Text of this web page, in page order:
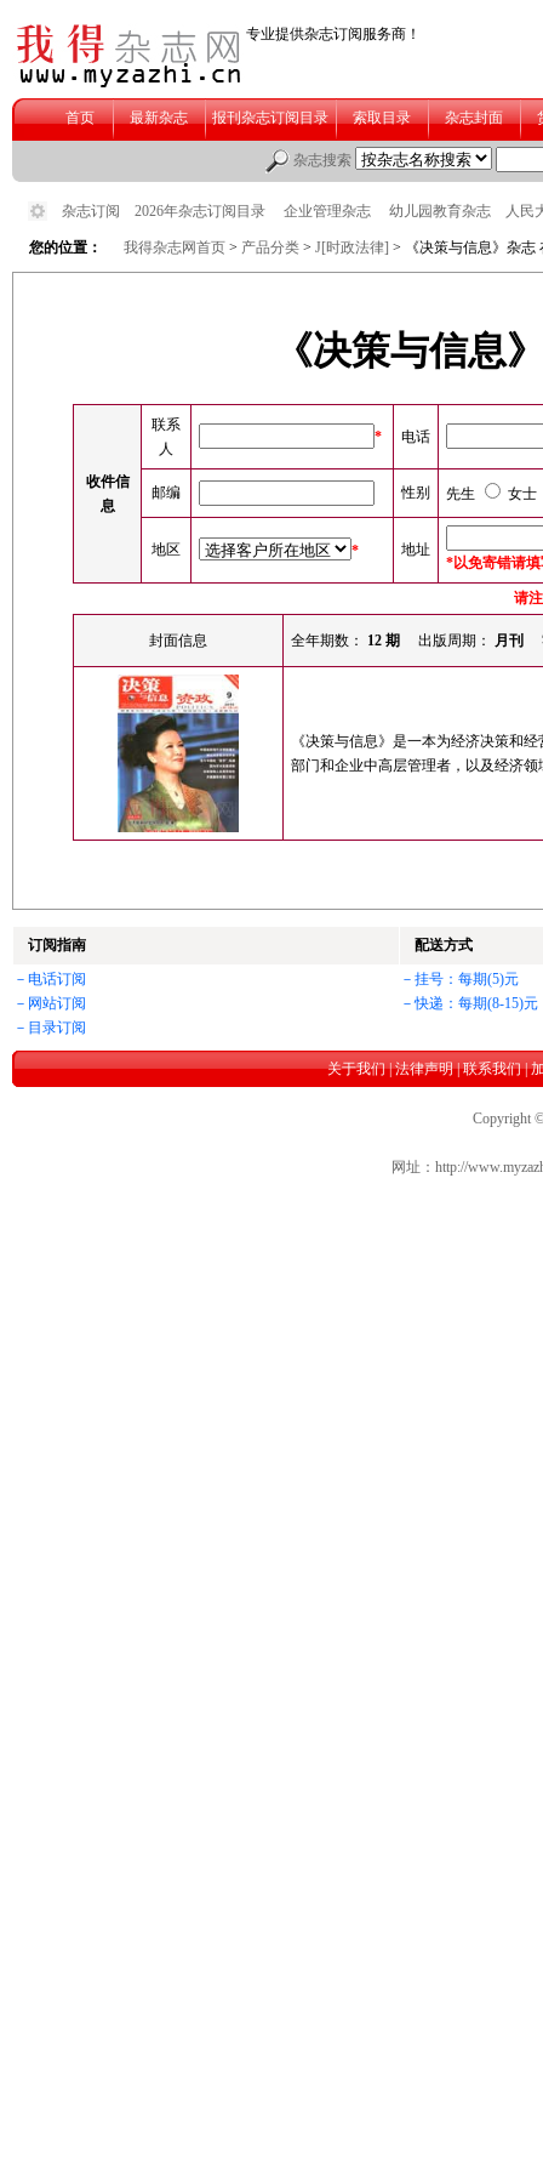
您的位置： 我得杂志网首页 > 产品分类 > J[时政法律] > 《决策与信息》杂志
《决策与信息
收件信
息
联系
人
* 电话
邮编 性别 先生 女士
地区 * 地址
*以免寄错请
请
封面信息 全年期数： 12 期 出版周期： 月刊
《决策与信息》是一本为经济决策和
部门和企业中高层管理者，以及经济